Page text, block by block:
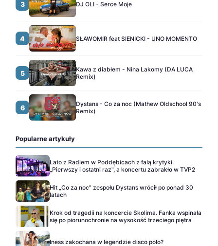
3 DJ OLI - Serce Moje
4 SŁAWOMIR feat SIENICKI - UNO MOMENTO
5
Kawa z diabłem - Nina Lakomy (DA LUCA
Remix)
6
Dystans - Co za noc (Mathew Oldschool 90's
Remix)
Popularne artykuły
Lato z Radiem w Poddębicach z falą krytyki.
„Pierwszy i ostatni raz", a koncertu zabrakło w TVP2
Hit „Co za noc" zespołu Dystans wrócił po ponad 30
latach
Krok od tragedii na koncercie Skolima. Fanka wspinała
się po piorunochronie na wysokość trzeciego piętra
Iness zakochana w legendzie disco polo?